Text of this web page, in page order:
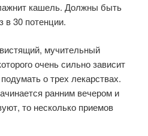
кашель. Долж­ны быть
в 30 потенции.
мучительный
очень сильно зависит
о трех лекарствах.
ранним вечером и
то несколько приемов